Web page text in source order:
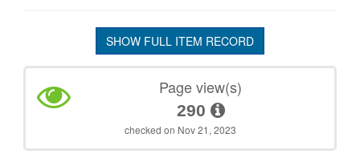
SHOW FULL ITEM RECORD
Page view(s)
290
checked on Nov 21, 2023